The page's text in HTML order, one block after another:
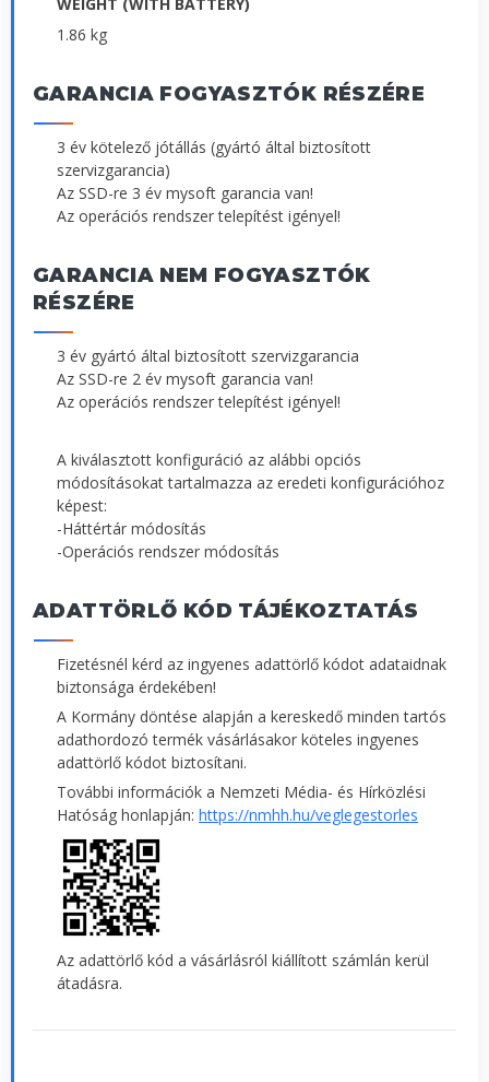
WEIGHT (WITH BATTERY)
1.86 kg
GARANCIA FOGYASZTÓK RÉSZÉRE
3 év kötelező jótállás (gyártó által biztosított
szervizgarancia)
Az SSD-re 3 év mysoft garancia van!
Az operációs rendszer telepítést igényel!
GARANCIA NEM FOGYASZTÓK
RÉSZÉRE
3 év gyártó által biztosított szervizgarancia
Az SSD-re 2 év mysoft garancia van!
Az operációs rendszer telepítést igényel!
A kiválasztott konfiguráció az alábbi opciós
módosításokat tartalmazza az eredeti konfigurációhoz
képest:
-Háttértár módosítás
-Operációs rendszer módosítás
ADATTÖRLŐ KÓD TÁJÉKOZTATÁS
Fizetésnél kérd az ingyenes adattörlő kódot adataidnak
biztonsága érdekében!
A Kormány döntése alapján a kereskedő minden tartós
adathordozó termék vásárlásakor köteles ingyenes
adattörlő kódot biztosítani.
További információk a Nemzeti Média- és Hírközlési
Hatóság honlapján: https://nmhh.hu/veglegestorles
Az adattörlő kód a vásárlásról kiállított számlán kerül
átadásra.